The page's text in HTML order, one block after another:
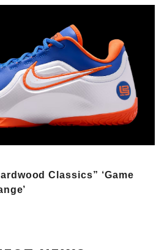
Classics” ‘Game